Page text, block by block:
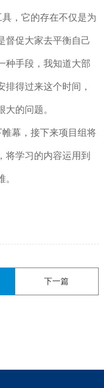
，它的存在不仅是为
督促大家去平衡自己
种手段，我知道大部
得过来这个时间，
的问题。
幕，接下来项目组将
将学习的内容运用到
下一篇